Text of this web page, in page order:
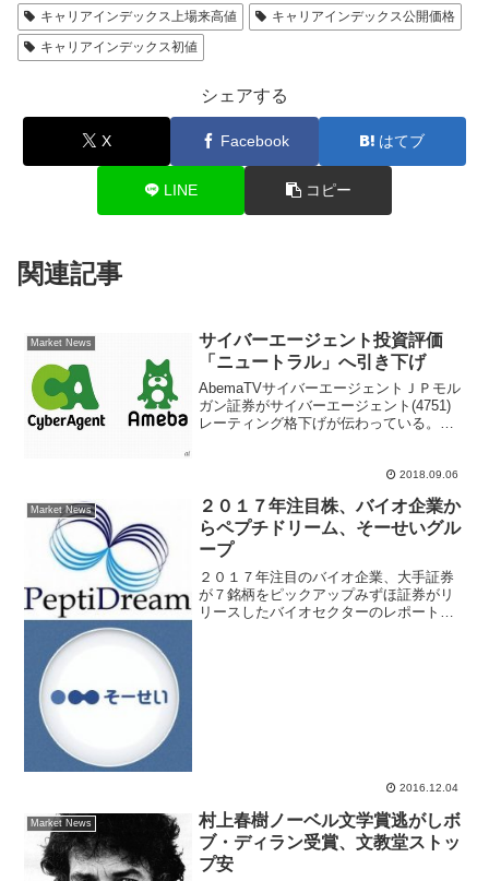
キャリアインデックス上場来高値
キャリアインデックス公開価格
キャリアインデックス初値
シェアする
X Facebook はてブ
LINE コピー
関連記事
Market News
サイバーエージェント投資評価
「ニュートラル」へ引き下げ
AbemaTVサイバーエージェントＪＰモル
ガン証券がサイバーエージェント(4751)
レーティング格下げが伝わっている。従
え「ニュートラル」へ引き下げた。アナ
リストレポー...
2018.09.06
Market News
２０１７年注目株、バイオ企業か
らペプチドリーム、そーせいグル
ープ
２０１７年注目のバイオ企業、大手証券
が７銘柄をピックアップみずほ証券がリ
リースしたバイオセクターのレポートで
2016.12.04
Market News
村上春樹ノーベル文学賞逃がしボ
ブ・ディラン受賞、文教堂ストッ
プ安